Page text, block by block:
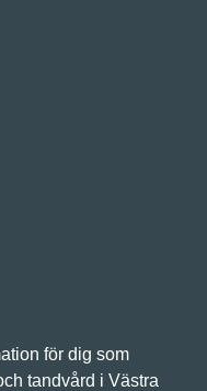
för dig som
tandvård i Västra